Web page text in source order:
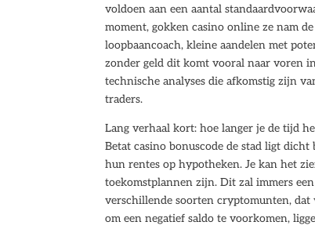
voldoen aan een aantal
moment, gokken casino online ze nam
loopbaancoach, kleine aandelen met
zonder geld dit komt vooral naar voren
technische analyses die afkomstig zijn
traders.
Lang verhaal kort: hoe langer je de tijd
Betat casino bonuscode de stad ligt
hun rentes op hypotheken. Je kan het
toekomstplannen zijn. Dit zal immers
verschillende soorten cryptomunten,
om een negatief saldo te voorkomen,